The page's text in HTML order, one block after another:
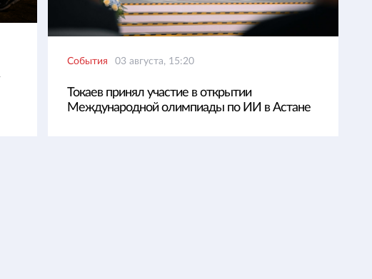
События 03 августа, 15:20
Токаев принял участие в открытии
Международной олимпиады по ИИ в Астане